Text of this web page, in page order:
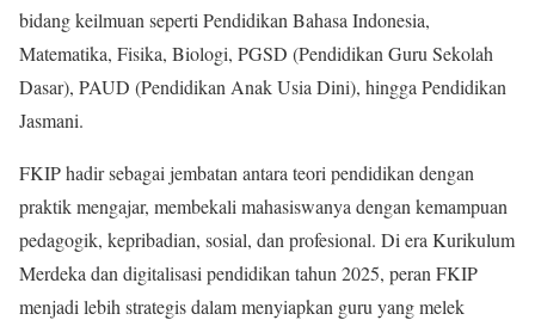
bidang keilmuan seperti Pendidikan Bahasa Indonesia,
Matematika, Fisika, Biologi, PGSD (Pendidikan Guru Sekolah
Dasar), PAUD (Pendidikan Anak Usia Dini), hingga Pendidikan
Jasmani.
FKIP hadir sebagai jembatan antara teori pendidikan dengan
praktik mengajar, membekali mahasiswanya dengan kemampuan
pedagogik, kepribadian, sosial, dan profesional. Di era Kurikulum
Merdeka dan digitalisasi pendidikan tahun 2025, peran FKIP
menjadi lebih strategis dalam menyiapkan guru yang melek